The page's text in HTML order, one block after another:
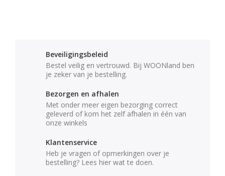
Beveiligingsbeleid
Bestel veilig en vertrouwd. Bij WOONland ben
je zeker van je bestelling.
Bezorgen en afhalen
Met onder meer eigen bezorging correct
geleverd of kom het zelf afhalen in één van
onze winkels
Klantenservice
Heb je vragen of opmerkingen over je
bestelling? Lees hier wat te doen.